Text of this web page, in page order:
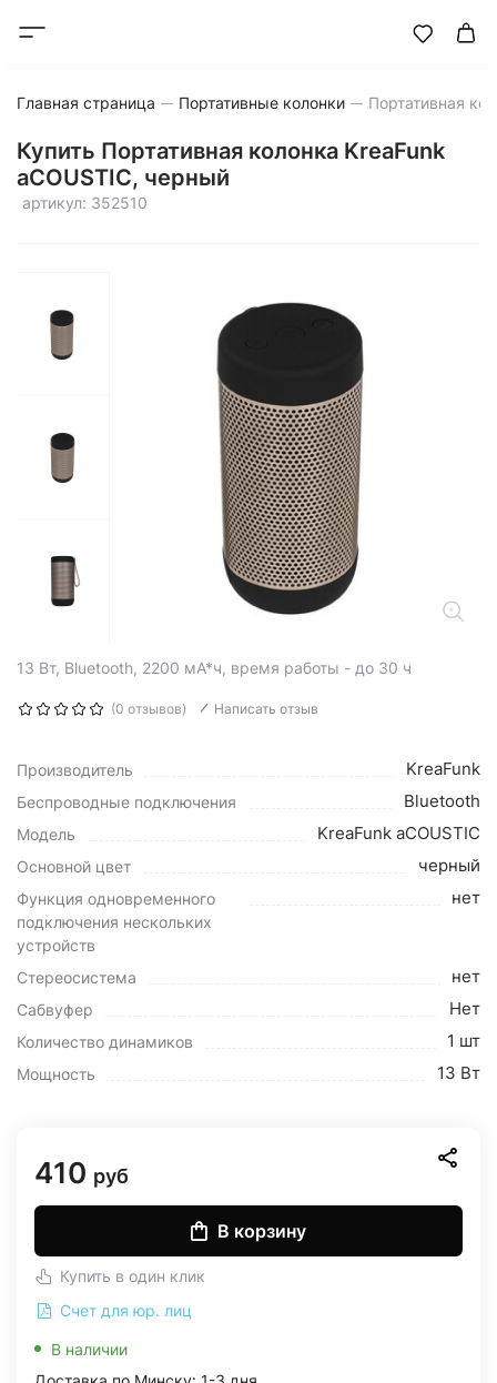
Главная страница Портативные колонки
Купить Портативная колонка KreaFunk
aCOUSTIC, черный
артикул: 352510
13 Вт, Bluetooth, 2200 мА*ч, время работы - до 30 ч
(0 отзывов) Написать отзыв
Производитель KreaFunk
Беспроводные подключения Bluetooth
Модель KreaFunk aCOUSTIC
Основной цвет черный
Функция одновременного
подключения нескольких
устройств
нет
Стереосистема нет
Сабвуфер Нет
Количество динамиков 1 шт
Мощность 13 Вт
410 руб
В корзину
Купить в один клик
Счет для юр. лиц
В наличии